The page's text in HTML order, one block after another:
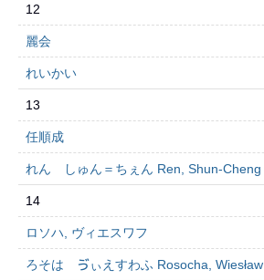
12
麗会
れいかい
13
任順成
れん しゅん＝ちぇん Ren, Shun-Cheng
14
ロソハ, ヴィエスワフ
ろそは ゔぃえすわふ Rosocha, Wiesław